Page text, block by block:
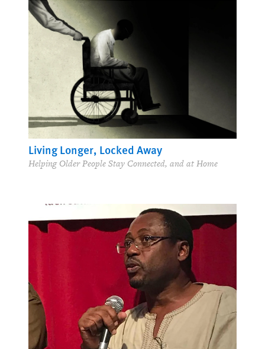
Living Longer, Locked Away
Helping Older People Stay Connected, and at Home